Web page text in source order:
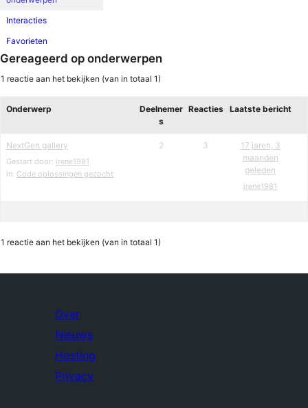
Interacties
Favorieten
Gereageerd op onderwerpen
1 reactie aan het bekijken (van in totaal 1)
Onderwerp
Deelnemer
s
Reacties Laatste bericht
NextGen gallery
Gestart door: irene1981
in: Code oplossingen gezocht
2 3
17 jaren, 3
maanden
geleden
irene1981
1 reactie aan het bekijken (van in totaal 1)
Over
Nieuws
Hosting
Privacy